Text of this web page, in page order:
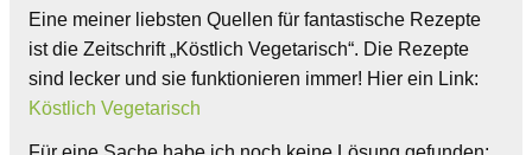
Eine meiner liebsten Quellen für fantastische Rezepte
ist die Zeitschrift „Köstlich Vegetarisch“. Die Rezepte
sind lecker und sie funktionieren immer! Hier ein Link:
Köstlich Vegetarisch